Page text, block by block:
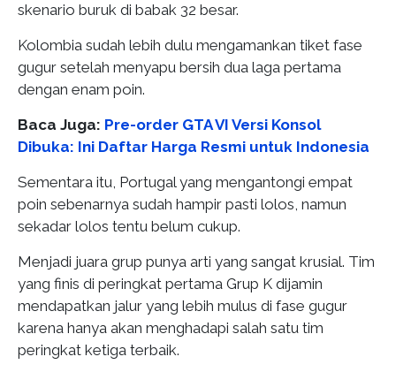
skenario buruk di babak 32 besar.
Kolombia sudah lebih dulu mengamankan tiket fase
gugur setelah menyapu bersih dua laga pertama
dengan enam poin.
Baca Juga: Pre-order GTA VI Versi Konsol
Dibuka: Ini Daftar Harga Resmi untuk Indonesia
Sementara itu, Portugal yang mengantongi empat
poin sebenarnya sudah hampir pasti lolos, namun
sekadar lolos tentu belum cukup.
Menjadi juara grup punya arti yang sangat krusial. Tim
yang finis di peringkat pertama Grup K dijamin
mendapatkan jalur yang lebih mulus di fase gugur
karena hanya akan menghadapi salah satu tim
peringkat ketiga terbaik.